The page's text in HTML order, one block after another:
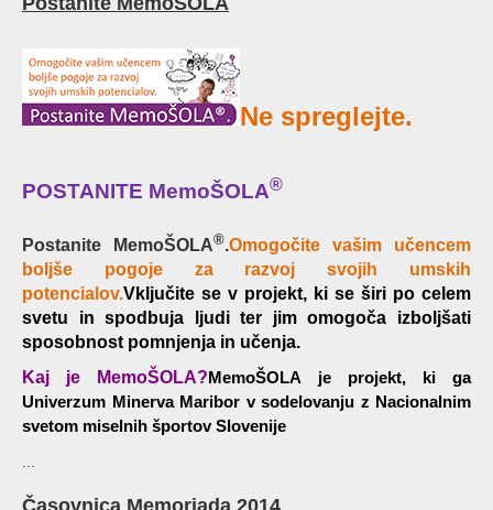
Ne spreglejte.
POSTANITE MemoŠOLA®
Postanite MemoŠOLA®.Omogočite vašim učencem
boljše pogoje za razvoj svojih umskih
potencialov.Vključite se v projekt, ki se širi po celem
svetu in spodbuja ljudi ter jim omogoča izboljšati
sposobnost pomnjenja in učenja.
Kaj je MemoŠOLA?MemoŠOLA je projekt, ki ga
Univerzum Minerva Maribor v sodelovanju z Nacionalnim
svetom miselnih športov Slovenije
...